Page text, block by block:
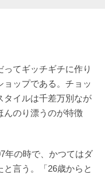
てギッチギチに作り
ップである。チョッ
タイルは千差万別なが
んのり漂うのが特徴
年の時で、かつてはダ
言う。「26歳からと